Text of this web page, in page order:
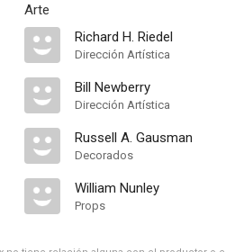
Arte
Richard H. Riedel
Dirección Artística
Bill Newberry
Dirección Artística
Russell A. Gausman
Decorados
William Nunley
Props